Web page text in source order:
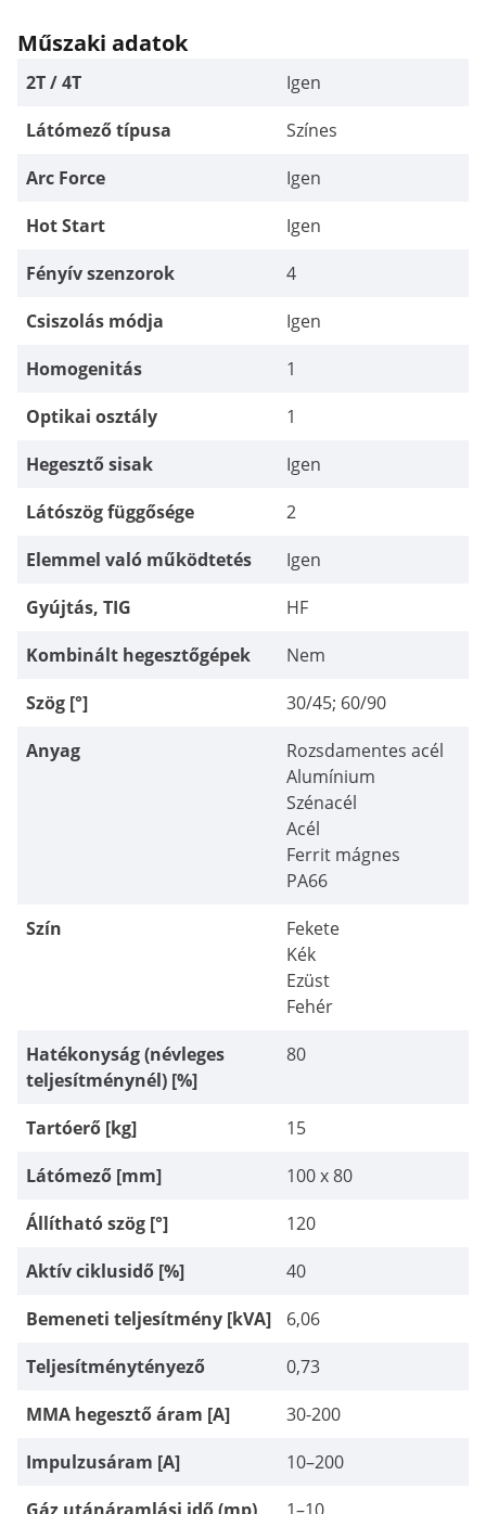
Műszaki adatok
2T / 4T
Igen
Látómező típusa
Színes
Arc Force
Igen
Hot Start
Igen
Fényív szenzorok
4
Csiszolás módja
Igen
Homogenitás
1
Optikai osztály
1
Hegesztő sisak
Igen
Látószög függősége
2
Elemmel való működtetés
Igen
Gyújtás, TIG
HF
Kombinált hegesztőgépek
Nem
Szög [°]
30/45; 60/90
Anyag
Rozsdamentes acél
Alumínium
Szénacél
Acél
Ferrit mágnes
PA66
Szín
Fekete
Kék
Ezüst
Fehér
Hatékonyság (névleges
teljesítménynél) [%]
80
Tartóerő [kg]
15
Látómező [mm]
100 x 80
Állítható szög [°]
120
Aktív ciklusidő [%]
40
Bemeneti teljesítmény [kVA]
6,06
Teljesítménytényező
0,73
MMA hegesztő áram [A]
30-200
Impulzusáram [A]
10–200